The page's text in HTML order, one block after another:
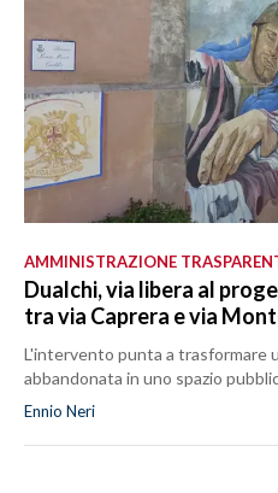
AMMINISTRAZIONE
Dualchi, via libera al
tra via Caprera e via
L'intervento punta a trasformare
abbandonata in uno spazio
Ennio Neri